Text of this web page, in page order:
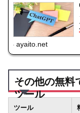
ayaito.net
その他の無料
ツール
ツール